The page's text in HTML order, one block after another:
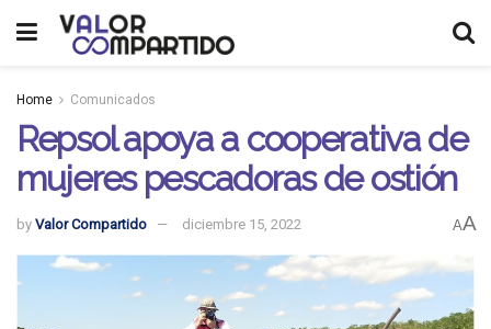
Home Comunicados
Repsol apoya a cooperativa de
mujeres pescadoras de ostión
by Valor Compartido diciembre 15, 2022 AA